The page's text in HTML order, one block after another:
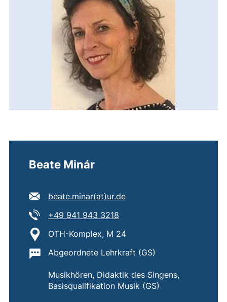
Beate Minár
E-Mail Adresse:
beate.minar​(at)​ur.de(öffnet Ihr E-Mail-
Tel:
+49 941 943 3218
Standort:
OTH-Komplex, M 24
Wichtige Informationen:
Abgeordnete Lehrkraft (GS)
Musikhören, Didaktik des Singens,
Basisqualifikation Musik (GS)